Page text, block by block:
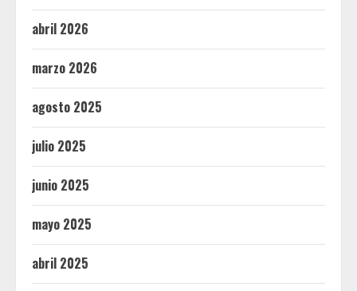
abril 2026
marzo 2026
agosto 2025
julio 2025
junio 2025
mayo 2025
abril 2025